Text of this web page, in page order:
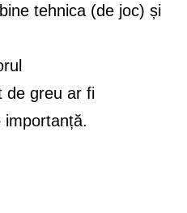
tehnica (de joc) și
de greu ar fi
importanță.